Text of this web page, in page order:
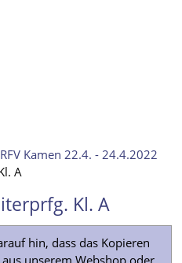
Kamen 22.4. - 24.4.2022
A
Kl. A
hin, dass das Kopieren
unserem Webshop oder